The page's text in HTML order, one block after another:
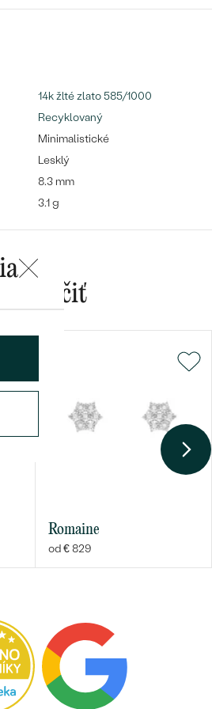
PREZRIEŤ
OBJAVIŤ
PREZRIEŤ
14k žlté zlato 585/1000
Recyklovaný
Minimalistické
Lesklý
8.3 mm
3.1 g
páčiť
Romaine
od € 829